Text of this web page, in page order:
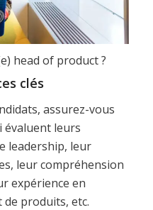
head of product ?
clés
assurez-vous
évaluent leurs
leadership, leur
leur compréhension
expérience en
produits, etc.